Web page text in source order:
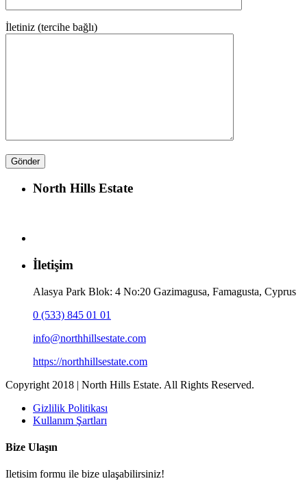
İletiniz (tercihe bağlı)
North Hills Estate
İletişim
Alasya Park Blok: 4 No:20 Gazimagusa, Famagusta, Cyprus
0 (533) 845 01 01
info@northhillsestate.com
https://northhillsestate.com
Copyright 2018 | North Hills Estate. All Rights Reserved.
Gizlilik Politikası
Kullanım Şartları
Bize Ulaşın
Iletisim formu ile bize ulaşabilirsiniz!